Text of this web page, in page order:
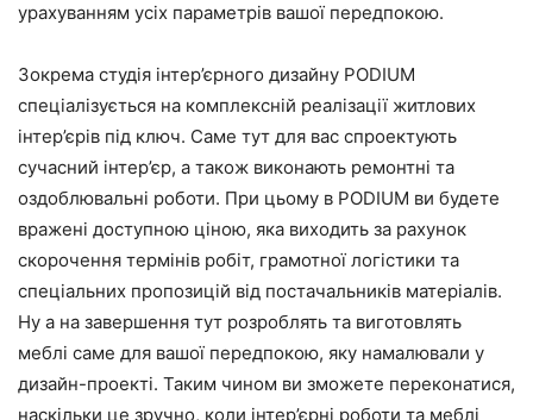
урахуванням усіх параметрів вашої передпокою.
Зокрема студія інтер’єрного дизайну PODIUM
спеціалізується на комплексній реалізації житлових
інтер’єрів під ключ. Саме тут для вас спроектують
сучасний інтер’єр, а також виконають ремонтні та
оздоблювальні роботи. При цьому в PODIUM ви будете
вражені доступною ціною, яка виходить за рахунок
скорочення термінів робіт, грамотної логістики та
спеціальних пропозицій від постачальників матеріалів.
Ну а на завершення тут розроблять та виготовлять
меблі саме для вашої передпокою, яку намалювали у
дизайн-проекті. Таким чином ви зможете переконатися,
наскільки це зручно, коли інтер’єрні роботи та меблі